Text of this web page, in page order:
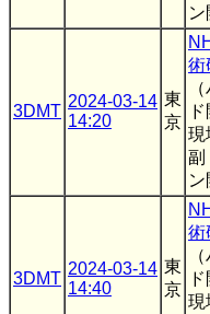
ン
3DMT
2024-03-14
14:20
東
京
術
現
副
ン
3DMT
2024-03-14
14:40
東
京
術
現